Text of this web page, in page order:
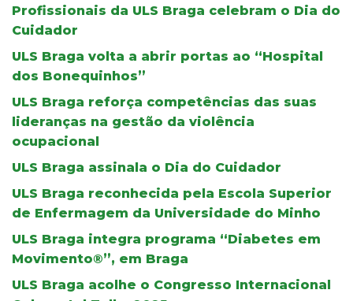
Profissionais da ULS Braga celebram o Dia do
Cuidador
ULS Braga volta a abrir portas ao “Hospital
dos Bonequinhos”
ULS Braga reforça competências das suas
lideranças na gestão da violência
ocupacional
ULS Braga assinala o Dia do Cuidador
ULS Braga reconhecida pela Escola Superior
de Enfermagem da Universidade do Minho
ULS Braga integra programa “Diabetes em
Movimento®”, em Braga
ULS Braga acolhe o Congresso Internacional